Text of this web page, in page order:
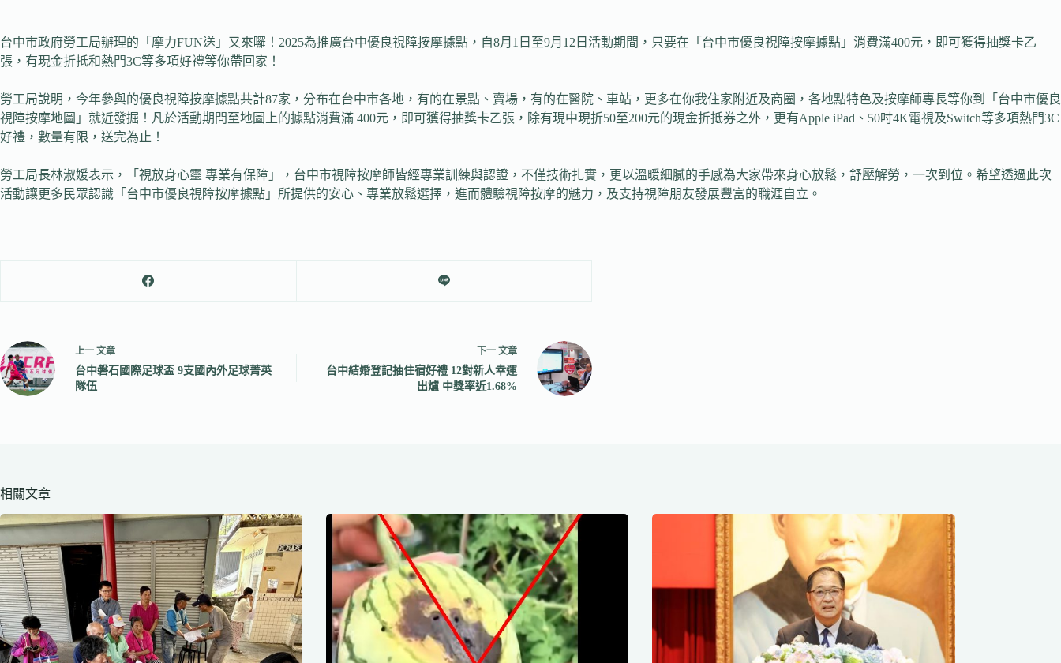
台中市政府勞工局辦理的「摩力FUN送」又來囉！2025為推廣台中優良視障按摩據點，自8月1日至9月12日活動期間，只要在「台中市優良視障按摩據點」消費滿400元，即可獲得抽獎卡乙
張，有現金折抵和熱門3C等多項好禮等你帶回家！
勞工局說明，今年參與的優良視障按摩據點共計87家，分布在台中市各地，有的在景點、賣場，有的在醫院、車站，更多在你我住家附近及商圈，各地點特色及按摩師專長等你到「台中市優良
視障按摩地圖」就近發掘！凡於活動期間至地圖上的據點消費滿 400元，即可獲得抽獎卡乙張，除有現中現折50至200元的現金折抵券之外，更有Apple iPad、50吋4K電視及Switch等多項熱門3C
好禮，數量有限，送完為止！
勞工局長林淑媛表示，「視放身心靈 專業有保障」，台中市視障按摩師皆經專業訓練與認證，不僅技術扎實，更以溫暖細膩的手感為大家帶來身心放鬆，舒壓解勞，一次到位。希望透過此次
活動讓更多民眾認識「台中市優良視障按摩據點」所提供的安心、專業放鬆選擇，進而體驗視障按摩的魅力，及支持視障朋友發展豐富的職涯自立。
上一 文章
台中磐石國際足球盃 9支國內外足球菁英
隊伍
下一 文章
台中結婚登記抽住宿好禮 12對新人幸運
出爐 中獎率近1.68%
相關文章